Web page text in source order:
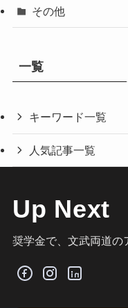
その他
一覧
キーワード一覧
人気記事一覧
Up Next
奨学金で、文武両道の